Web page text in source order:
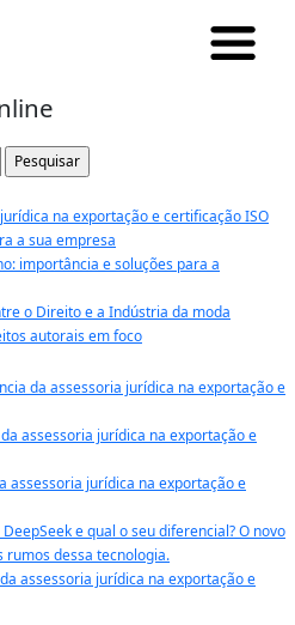
na exportação e certificação ISO
a sua empresa
importância e soluções para a
o Direito e a Indústria da moda
autorais em foco
da assessoria jurídica na exportação e
assessoria jurídica na exportação e
assessoria jurídica na exportação e
DeepSeek e qual o seu diferencial? O novo
rumos dessa tecnologia.
assessoria jurídica na exportação e